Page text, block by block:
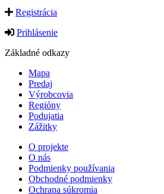
Registrácia
Prihlásenie
Základné odkazy
Mapa
Predaj
Výrobcovia
Regióny
Podujatia
Zážitky
O projekte
O nás
Podmienky používania
Obchodné podmienky
Ochrana súkromia